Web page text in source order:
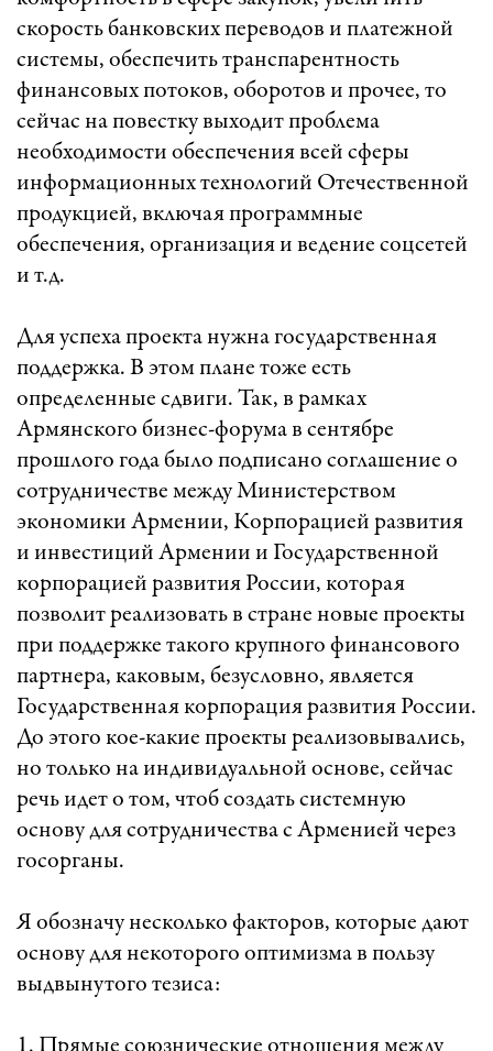
скорость банковских переводов и платежной
системы, обеспечить транспарентность
финансовых потоков, оборотов и прочее, то
сейчас на повестку выходит проблема
необходимости обеспечения всей сферы
информационных технологий Отечественной
продукцией, включая программные
обеспечения, организация и ведение соцсетей
и т.д.
Для успеха проекта нужна государственная
поддержка. В этом плане тоже есть
определенные сдвиги. Так, в рамках
Армянского бизнес-форума в сентябре
прошлого года было подписано соглашение о
сотрудничестве между Министерством
экономики Армении, Корпорацией развития
и инвестиций Армении и Государственной
корпорацией развития России, которая
позволит реализовать в стране новые проекты
при поддержке такого крупного финансового
партнера, каковым, безусловно, является
Государственная корпорация развития России.
До этого кое-какие проекты реализовывались,
но только на индивидуальной основе, сейчас
речь идет о том, чтоб создать системную
основу для сотрудничества с Арменией через
госорганы.
Я обозначу несколько факторов, которые дают
основу для некоторого оптимизма в пользу
выдвынутого тезиса: